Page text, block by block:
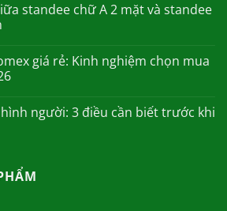
standee chữ A 2 mặt và standee
giá rẻ: Kinh nghiệm chọn mua
người: 3 điều cần biết trước khi